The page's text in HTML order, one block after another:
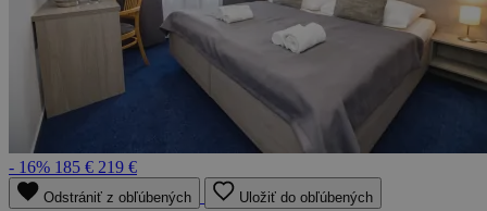
- 16% 185 € 219 €
Odstrániť z obľúbených Uložiť do obľúbených